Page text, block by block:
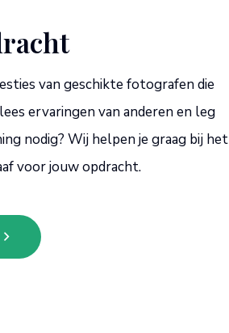
van geschikte fotografen die
ervaringen van anderen en leg
nodig? Wij helpen je graag bij het
voor jouw opdracht.